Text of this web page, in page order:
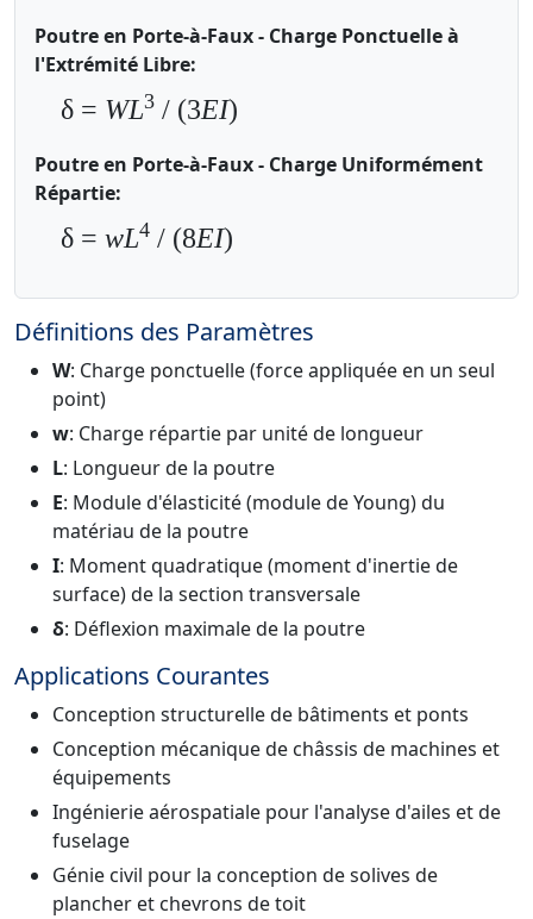
Poutre en Porte-à-Faux - Charge Ponctuelle à
l'Extrémité Libre:
δ = WL3 / (3EI)
Poutre en Porte-à-Faux - Charge Uniformément
Répartie:
δ = wL4 / (8EI)
Définitions des Paramètres
W: Charge ponctuelle (force appliquée en un seul
point)
w: Charge répartie par unité de longueur
L: Longueur de la poutre
E: Module d'élasticité (module de Young) du
matériau de la poutre
I: Moment quadratique (moment d'inertie de
surface) de la section transversale
δ: Déflexion maximale de la poutre
Applications Courantes
Conception structurelle de bâtiments et ponts
Conception mécanique de châssis de machines et
équipements
Ingénierie aérospatiale pour l'analyse d'ailes et de
fuselage
Génie civil pour la conception de solives de
plancher et chevrons de toit